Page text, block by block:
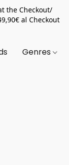
the Checkout/
al Checkout
Genres